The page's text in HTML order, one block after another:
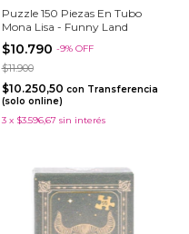
Puzzle 150 Piezas En Tubo
Mona Lisa - Funny Land
$10.790 -9% OFF
$11.900
$10.250,50 con Transferencia
(solo online)
3 x $3.596,67 sin interés